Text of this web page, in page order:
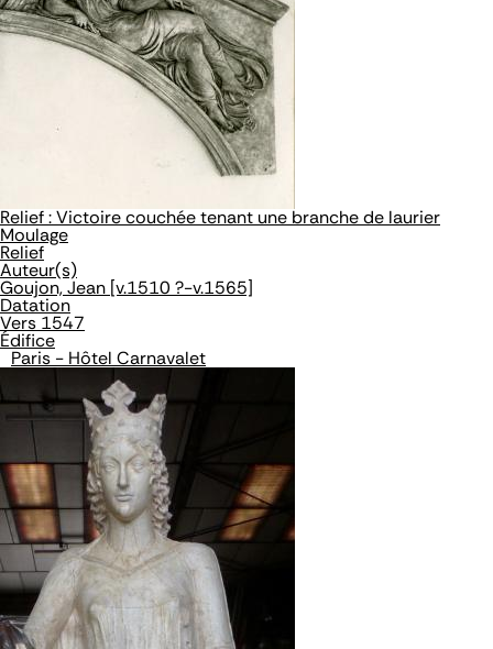
Relief : Victoire couchée tenant une branche de laurier
Moulage
Relief
Auteur(s)
Goujon, Jean [v.1510 ?-v.1565]
Datation
Vers 1547
Édifice
Paris - Hôtel Carnavalet